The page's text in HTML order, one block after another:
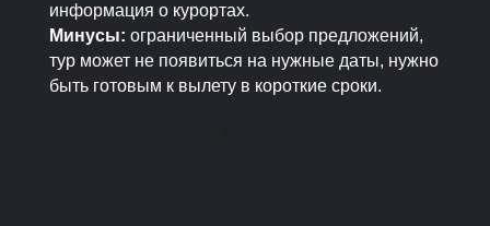
информация о курортах.
Минусы: ограниченный выбор предложений,
тур может не появиться на нужные даты, нужно
быть готовым к вылету в короткие сроки.